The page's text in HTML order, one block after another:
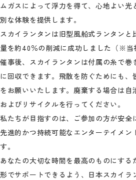
ムガスによって浮力を得て、心地よい光
別な体験を提供します。
スカイランタンは旧型風船式ランタンと
量を約40％の削減に成功しました（※当
催事後、スカイランタンは付属の糸で巻
に回収できます。飛散を防ぐためにも、
をお願いいたします。廃棄する場合は自
およびリサイクルを行ってください。
私たちが目指すのは、ご参加の方が安全
先進的かつ持続可能なエンターテイメン
す。
あなたの大切な時間を最高のものにする
形でサポートできるよう、日本スカイラ